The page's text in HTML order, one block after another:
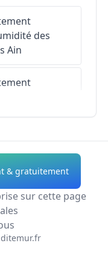
des
Ain
des
Allier
des
Alpes-de-
& gratuitement
sur cette page